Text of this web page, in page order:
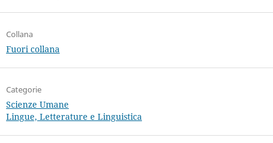
Collana
Fuori collana
Categorie
Scienze Umane
Lingue, Letterature e Linguistica